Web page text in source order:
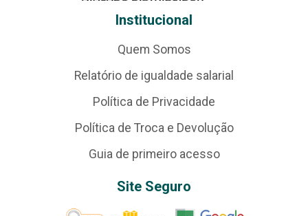
Institucional
Quem Somos
Relatório de igualdade salarial
Política de Privacidade
Política de Troca e Devolução
Guia de primeiro acesso
Site Seguro